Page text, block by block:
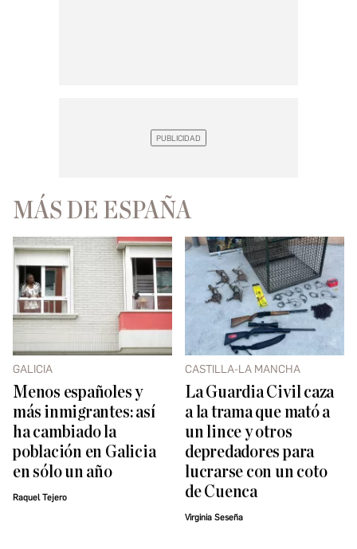
MÁS DE ESPAÑA
GALICIA
Menos españoles y
más inmigrantes: así
ha cambiado la
población en Galicia
en sólo un año
Raquel Tejero
CASTILLA-LA MANCHA
La Guardia Civil caza
a la trama que mató a
un lince y otros
depredadores para
lucrarse con un coto
de Cuenca
Virginia Seseña